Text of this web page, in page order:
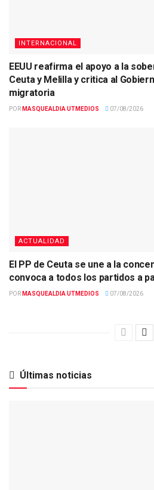
INTERNACIONAL
EEUU reafirma el apoyo a la
Ceuta y Melilla y critica al
migratoria
POR MASQUEALDIA UTMEDIOS 07/08/2026
ACTUALIDAD
El PP de Ceuta se une a la
convoca a todos los partidos a
POR MASQUEALDIA UTMEDIOS 07/08/2026
Últimas noticias